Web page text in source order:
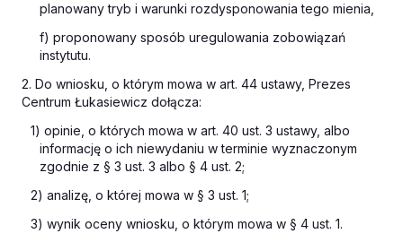
planowany tryb i warunki rozdysponowania tego mienia,
f) proponowany sposób uregulowania zobowiązań
instytutu.
2. Do wniosku, o którym mowa w art. 44 ustawy, Prezes
Centrum Łukasiewicz dołącza:
1) opinie, o których mowa w art. 40 ust. 3 ustawy, albo
informację o ich niewydaniu w terminie wyznaczonym
zgodnie z § 3 ust. 3 albo § 4 ust. 2;
2) analizę, o której mowa w § 3 ust. 1;
3) wynik oceny wniosku, o którym mowa w § 4 ust. 1.